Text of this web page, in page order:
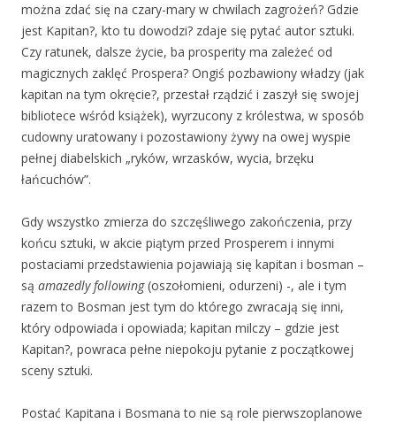
można zdać się na czary-mary w chwilach zagrożeń? Gdzie
jest Kapitan?, kto tu dowodzi? zdaje się pytać autor sztuki.
Czy ratunek, dalsze życie, ba prosperity ma zależeć od
magicznych zaklęć Prospera? Ongiś pozbawiony władzy (jak
kapitan na tym okręcie?, przestał rządzić i zaszył się swojej
bibliotece wśród książek), wyrzucony z królestwa, w sposób
cudowny uratowany i pozostawiony żywy na owej wyspie
pełnej diabelskich „ryków, wrzasków, wycia, brzęku
łańcuchów”.
Gdy wszystko zmierza do szczęśliwego zakończenia, przy
końcu sztuki, w akcie piątym przed Prosperem i innymi
postaciami przedstawienia pojawiają się kapitan i bosman –
są amazedly following(oszołomieni, odurzeni) -, ale i tym
razem to Bosman jest tym do którego zwracają się inni,
który odpowiada i opowiada; kapitan milczy – gdzie jest
Kapitan?, powraca pełne niepokoju pytanie z początkowej
sceny sztuki.
Postać Kapitana i Bosmana to nie są role pierwszoplanowe